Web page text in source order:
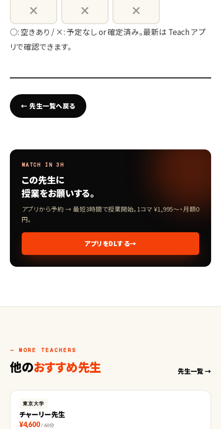
× × ×
○: 空きあり / ×: 予定なし or 確定済み。最新は Teach アプ
リで確認できます。
← 先生一覧へ戻る
MATCH IN 3H
この先生に
授業をお願いする。
アプリから予約 → 最短3時間で授業開始。1コマ ¥1,995〜・月額0
円。
アプリをDLする→
— MORE TEACHERS
他のおすすめ先生 先生一覧 →
東京大学
チャーリー先生
¥4,600 / 60分